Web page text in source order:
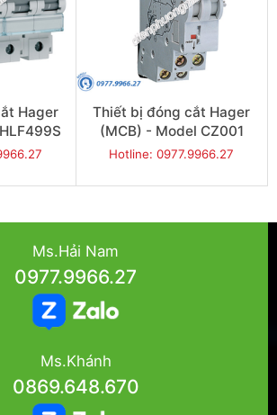
Hager
Thiết bị đóng cắt Hager
(MCB) - Model CZ001
Hotline: 0977.9966.27
Ms.Hải Nam
0977.9966.27
Ms.Khánh
0869.648.670